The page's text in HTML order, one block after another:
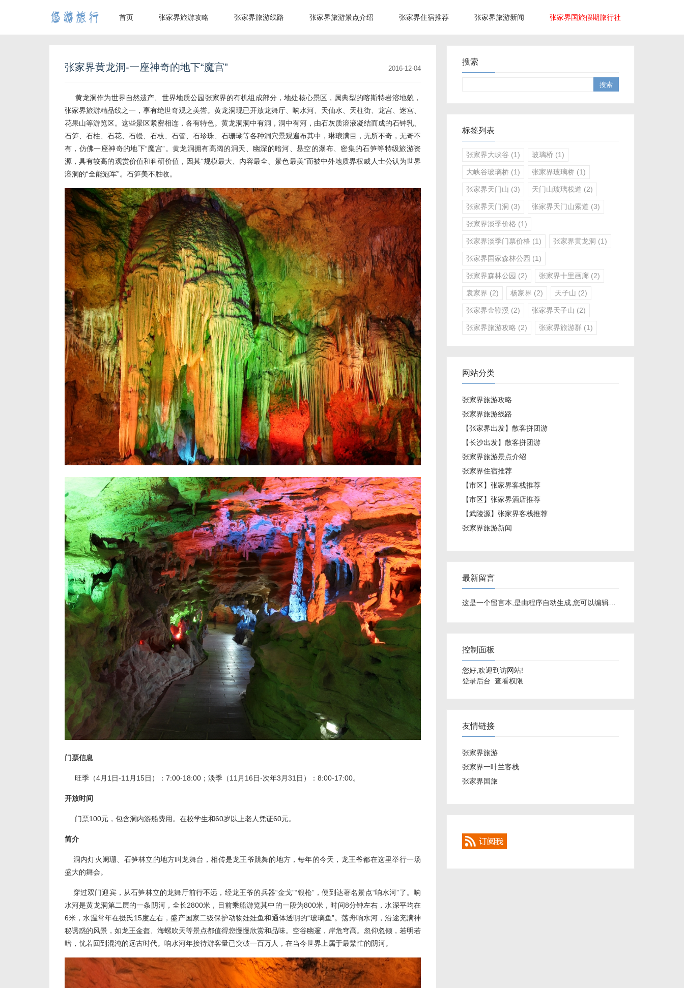
首页 张家界旅游攻略 张家界旅游线路 张家界旅游景点介绍 张家界住宿推荐 张家界旅游新闻 张家界国旅假期旅行社
2016-12-04
张家界黄龙洞-一座神奇的地下“魔宫”
黄龙洞作为世界自然遗产、世界地质公园张家界的有机组成部分，地处核心景区，属典型的喀斯特岩溶地貌，
张家界旅游精品线之一，享有绝世奇观之美誉。黄龙洞现已开放龙舞厅、响水河、天仙水、天柱街、龙宫、迷宫、
花果山等游览区。这些景区紧密相连，各有特色。黄龙洞洞中有洞，洞中有河，由石灰质溶液凝结而成的石钟乳、
石笋、石柱、石花、石幔、石枝、石管、石珍珠、石珊瑚等各种洞穴景观遍布其中，琳琅满目，无所不奇，无奇不
有，仿佛一座神奇的地下“魔宫”。黄龙洞拥有高阔的洞天、幽深的暗河、悬空的瀑布、密集的石笋等特级旅游资
源，具有较高的观赏价值和科研价值，因其“规模最大、内容最全、景色最美”而被中外地质界权威人士公认为世界
溶洞的“全能冠军”。石笋美不胜收。
门票信息
旺季（4月1日-11月15日）：7:00-18:00；淡季（11月16日-次年3月31日）：8:00-17:00。
开放时间
门票100元，包含洞内游船费用。在校学生和60岁以上老人凭证60元。
简介
洞内灯火阑珊、石笋林立的地方叫龙舞台，相传是龙王爷跳舞的地方，每年的今天，龙王爷都在这里举行一场
盛大的舞会。
穿过双门迎宾，从石笋林立的龙舞厅前行不远，经龙王爷的兵器“金戈”“银枪”，便到达著名景点“响水河”了。响
水河是黄龙洞第二层的一条阴河，全长2800米，目前乘船游览其中的一段为800米，时间8分钟左右，水深平均在
6米，水温常年在摄氏15度左右，盛产国家二级保护动物娃娃鱼和通体透明的“玻璃鱼”。荡舟响水河，沿途充满神
秘诱惑的风景，如龙王金盔、海螺吹天等景点都值得您慢慢欣赏和品味。空谷幽邃，岸危穹高。忽仰忽倾，若明若
暗，恍若回到混沌的远古时代。响水河年接待游客量已突破一百万人，在当今世界上属于最繁忙的阴河。
搜索
标签列表
张家界大峡谷 (1) 玻璃桥 (1)
大峡谷玻璃桥 (1) 张家界玻璃桥 (1)
张家界天门山 (3) 天门山玻璃栈道 (2)
张家界天门洞 (3) 张家界天门山索道 (3)
张家界淡季价格 (1)
张家界淡季门票价格 (1) 张家界黄龙洞 (1)
张家界国家森林公园 (1)
张家界森林公园 (2) 张家界十里画廊 (2)
袁家界 (2) 杨家界 (2) 天子山 (2)
张家界金鞭溪 (2) 张家界天子山 (2)
张家界旅游攻略 (2) 张家界旅游群 (1)
网站分类
张家界旅游攻略
张家界旅游线路
【张家界出发】散客拼团游
【长沙出发】散客拼团游
张家界旅游景点介绍
张家界住宿推荐
【市区】张家界客栈推荐
【市区】张家界酒店推荐
【武陵源】张家界客栈推荐
张家界旅游新闻
最新留言
这是一个留言本,是由程序自动生成,您可以编辑修改.
控制面板
您好,欢迎到访网站!
登录后台 查看权限
友情链接
张家界旅游
张家界一叶兰客栈
张家界国旅